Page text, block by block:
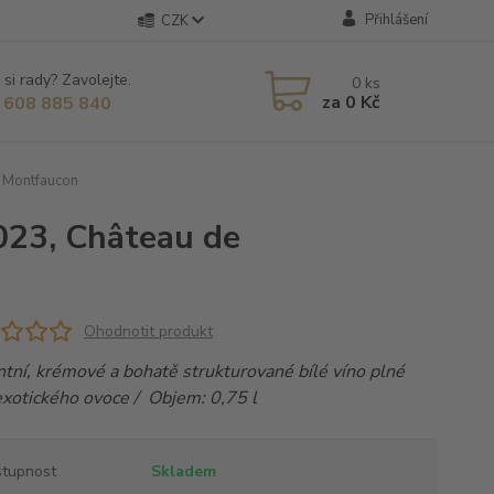
CZK Přihlášení
rady? Zavolejte.
885 840
0 ks
za 0 Kč
Château de
Ohodnotit produkt
krémové a bohatě strukturované bílé víno plné
ovoce / Objem: 0,75 l
Skladem